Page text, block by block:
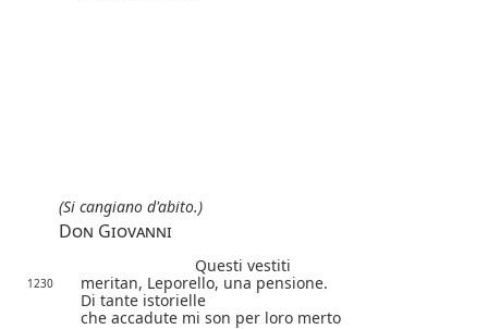
(Si cangiano d'abito.)
Don Giovanni
Questi vestiti
1230
meritan, Leporello, una pensione.
Di tante istorielle
che accadute mi son per loro merto